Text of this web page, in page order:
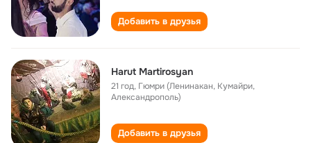
Добавить в друзья
Harut Martirosyan
21 год, Гюмри (Ленинакан, Кумайри,
Александрополь)
Добавить в друзья